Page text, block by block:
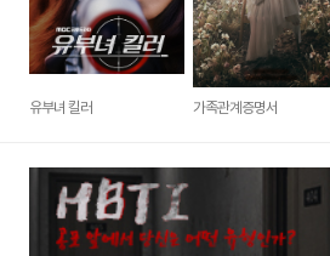
유부녀 킬러 가족관계증명서